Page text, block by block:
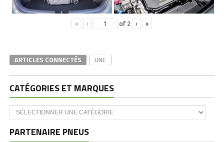
« ‹ of 2 › »
ARTICLES CONNECTÉS UNE
CATÉGORIES ET MARQUES
Catégories
et
PARTENAIRE PNEUS